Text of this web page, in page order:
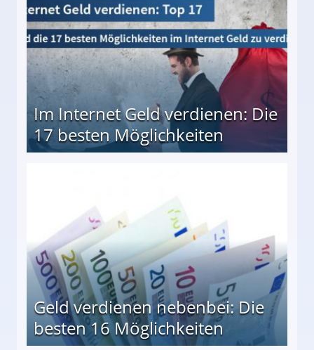
Im Internet Geld verdienen: Die
17 besten Möglichkeiten
Geld verdienen nebenbei: Die
besten 16 Möglichkeiten